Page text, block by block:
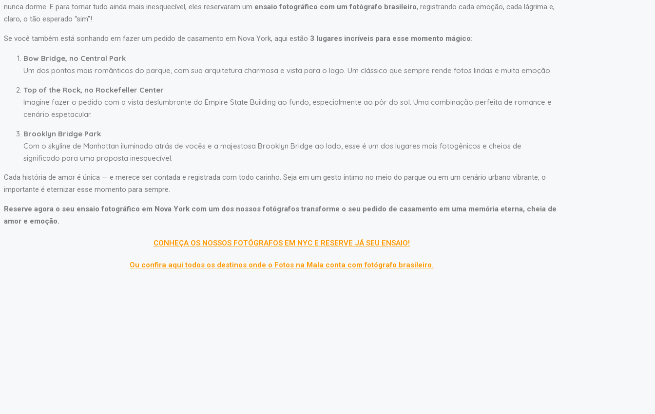
nunca dorme. E para tornar tudo ainda mais inesquecível, eles reservaram um ensaio fotográfico com um fotógrafo brasileiro, registrando cada emoção, cada lágrima e,
claro, o tão esperado “sim”!
Se você também está sonhando em fazer um pedido de casamento em Nova York, aqui estão 3 lugares incríveis para esse momento mágico:
Bow Bridge, no Central Park
Um dos pontos mais românticos do parque, com sua arquitetura charmosa e vista para o lago. Um clássico que sempre rende fotos lindas e muita emoção.
Top of the Rock, no Rockefeller Center
Imagine fazer o pedido com a vista deslumbrante do Empire State Building ao fundo, especialmente ao pôr do sol. Uma combinação perfeita de romance e
cenário espetacular.
Brooklyn Bridge Park
Com o skyline de Manhattan iluminado atrás de vocês e a majestosa Brooklyn Bridge ao lado, esse é um dos lugares mais fotogênicos e cheios de
significado para uma proposta inesquecível.
Cada história de amor é única — e merece ser contada e registrada com todo carinho. Seja em um gesto íntimo no meio do parque ou em um cenário urbano vibrante, o
importante é eternizar esse momento para sempre.
Reserve agora o seu ensaio fotográfico em Nova York com um dos nossos fotógrafos transforme o seu pedido de casamento em uma memória eterna, cheia de
amor e emoção.
CONHEÇA OS NOSSOS FOTÓGRAFOS EM NYC E RESERVE JÁ SEU ENSAIO!
Ou confira aqui todos os destinos onde o Fotos na Mala conta com fotógrafo brasileiro.